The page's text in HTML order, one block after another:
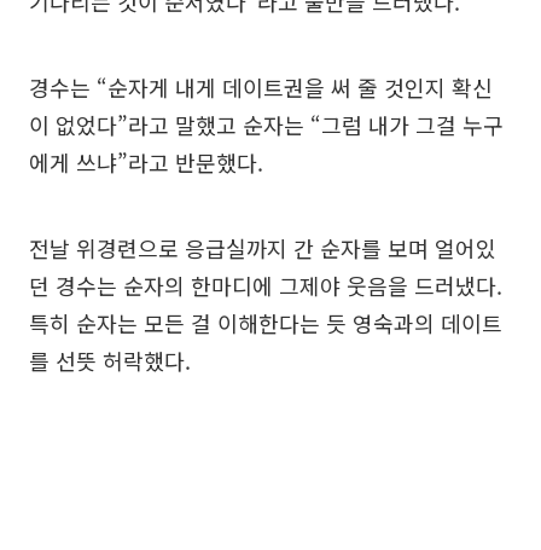
경수는 “순자게 내게 데이트권을 써 줄 것인지 확신
이 없었다”라고 말했고 순자는 “그럼 내가 그걸 누구
에게 쓰냐”라고 반문했다.
전날 위경련으로 응급실까지 간 순자를 보며 얼어있
던 경수는 순자의 한마디에 그제야 웃음을 드러냈다.
특히 순자는 모든 걸 이해한다는 듯 영숙과의 데이트
를 선뜻 허락했다.